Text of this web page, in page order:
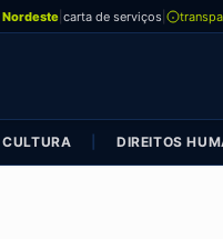
Nordeste carta de serviços
CULTURA DIREITOS